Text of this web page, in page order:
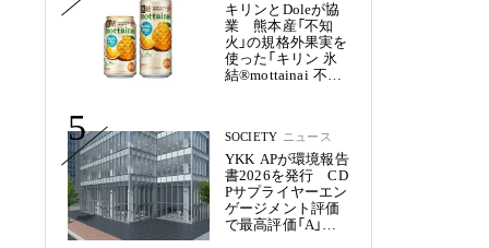
キリンとDoleが協
業 熊本産「不知
火」の規格外果実を
使った「キリン 氷
結®mottainai 不知
5 SOCIETY ニュース
YKK APが環境報告
書2026を発行 CD
Pサプライヤーエン
ゲージメント評価
で最高評価「A」を